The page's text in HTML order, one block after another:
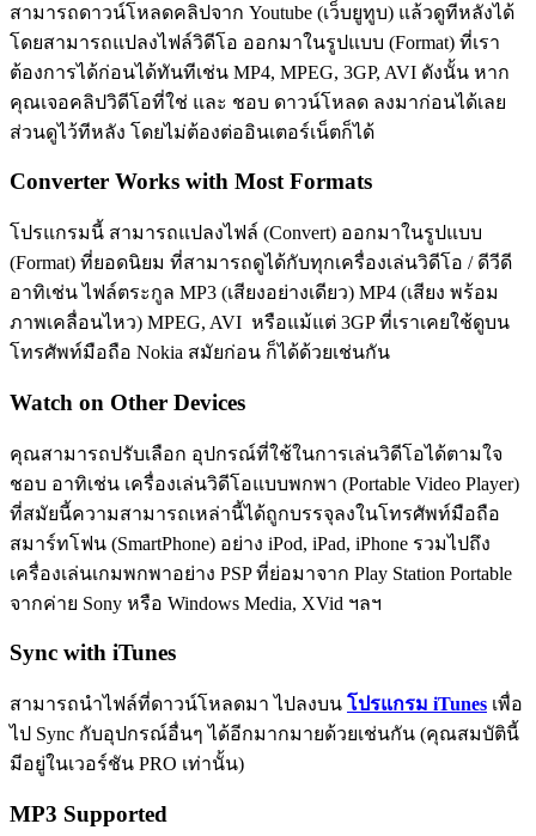
สามารถดาวน์โหลดคลิปจาก Youtube (เว็บยูทูบ) แล้วดูทีหลังได้
โดยสามารถแปลงไฟล์วิดีโอ ออกมาในรูปแบบ (Format) ที่เรา
ต้องการได้ก่อนได้ทันทีเช่น MP4, MPEG, 3GP, AVI ดังนั้น หาก
คุณเจอคลิปวิดีโอที่ใช่ และ ชอบ ดาวน์โหลด ลงมาก่อนได้เลย
ส่วนดูไว้ทีหลัง โดยไม่ต้องต่ออินเตอร์เน็ตก็ได้
Converter Works with Most Formats
โปรแกรมนี้ สามารถแปลงไฟล์ (Convert) ออกมาในรูปแบบ
(Format) ที่ยอดนิยม ที่สามารถดูได้กับทุกเครื่องเล่นวิดีโอ / ดีวีดี
อาทิเช่น ไฟล์ตระกูล MP3 (เสียงอย่างเดียว) MP4 (เสียง พร้อม
ภาพเคลื่อนไหว) MPEG, AVI หรือแม้แต่ 3GP ที่เราเคยใช้ดูบน
โทรศัพท์มือถือ Nokia สมัยก่อน ก็ได้ด้วยเช่นกัน
Watch on Other Devices
คุณสามารถปรับเลือก อุปกรณ์ที่ใช้ในการเล่นวิดีโอได้ตามใจ
ชอบ อาทิเช่น เครื่องเล่นวิดีโอแบบพกพา (Portable Video Player)
ที่สมัยนี้ความสามารถเหล่านี้ได้ถูกบรรจุลงในโทรศัพท์มือถือ
สมาร์ทโฟน (SmartPhone) อย่าง iPod, iPad, iPhone รวมไปถึง
เครื่องเล่นเกมพกพาอย่าง PSP ที่ย่อมาจาก Play Station Portable
จากค่าย Sony หรือ Windows Media, XVid ฯลฯ
Sync with iTunes
สามารถนำไฟล์ที่ดาวน์โหลดมา ไปลงบน โปรแกรม iTunes เพื่อ
ไป Sync กับอุปกรณ์อื่นๆ ได้อีกมากมายด้วยเช่นกัน (คุณสมบัตินี้
มีอยู่ในเวอร์ชัน PRO เท่านั้น)
MP3 Supported